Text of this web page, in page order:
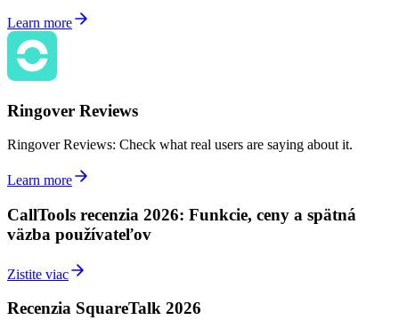
Learn more
Ringover Reviews
Ringover Reviews: Check what real users are saying about it.
Learn more
CallTools recenzia 2026: Funkcie, ceny a spätná
väzba používateľov
Zistite viac
Recenzia SquareTalk 2026